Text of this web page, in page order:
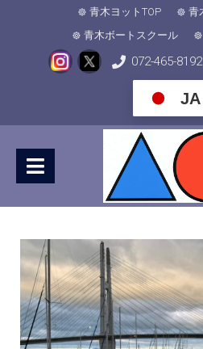
青木ヨットTOP
青
青木ボートスクール
072-465-8192
JA